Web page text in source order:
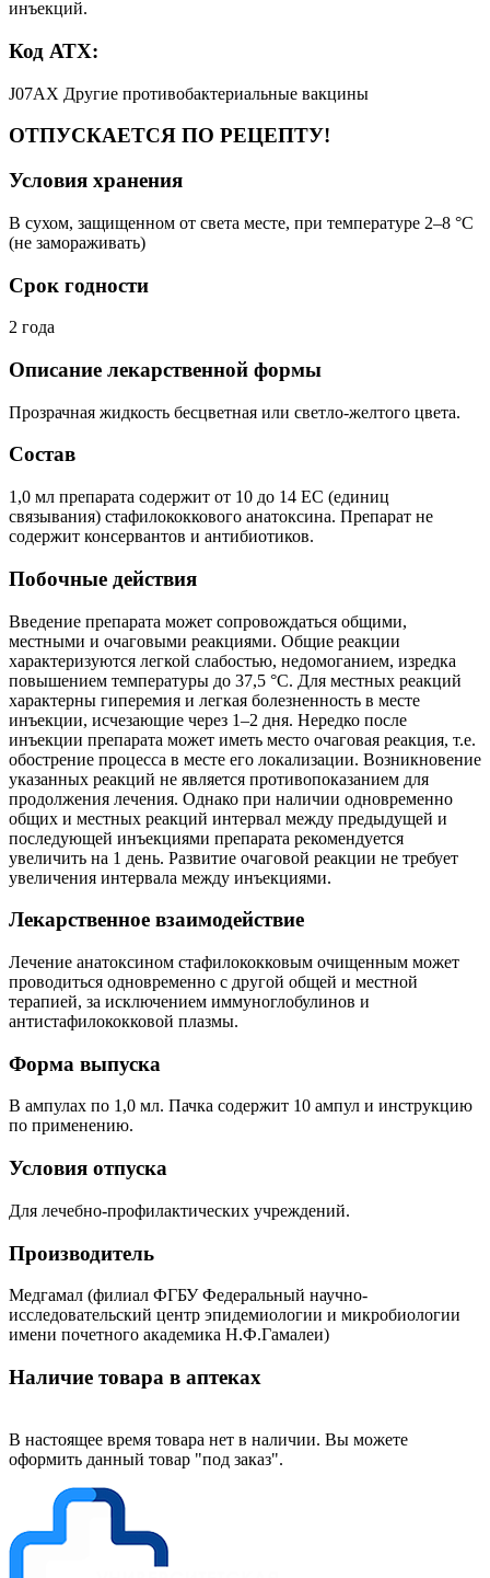
инъекций.
Код АТХ:
J07AX Другие противобактериальные вакцины
ОТПУСКАЕТСЯ ПО РЕЦЕПТУ!
Условия хранения
В сухом, защищенном от света месте, при температуре 2–8 °C
(не замораживать)
Срок годности
2 года
Описание лекарственной формы
Прозрачная жидкость бесцветная или светло-желтого цвета.
Состав
1,0 мл препарата содержит от 10 до 14 ЕС (единиц
связывания) стафилококкового анатоксина. Препарат не
содержит консервантов и антибиотиков.
Побочные действия
Введение препарата может сопровождаться общими,
местными и очаговыми реакциями. Общие реакции
характеризуются легкой слабостью, недомоганием, изредка
повышением температуры до 37,5 °С. Для местных реакций
характерны гиперемия и легкая болезненность в месте
инъекции, исчезающие через 1–2 дня. Нередко после
инъекции препарата может иметь место очаговая реакция, т.е.
обострение процесса в месте его локализации. Возникновение
указанных реакций не является противопоказанием для
продолжения лечения. Однако при наличии одновременно
общих и местных реакций интервал между предыдущей и
последующей инъекциями препарата рекомендуется
увеличить на 1 день. Развитие очаговой реакции не требует
увеличения интервала между инъекциями.
Лекарственное взаимодействие
Лечение анатоксином стафилококковым очищенным может
проводиться одновременно с другой общей и местной
терапией, за исключением иммуноглобулинов и
антистафилококковой плазмы.
Форма выпуска
В ампулах по 1,0 мл. Пачка содержит 10 ампул и инструкцию
по применению.
Условия отпуска
Для лечебно-профилактических учреждений.
Производитель
Медгамал (филиал ФГБУ Федеральный научно-
исследовательский центр эпидемиологии и микробиологии
имени почетного академика Н.Ф.Гамалеи)
Наличие товара в аптеках
В настоящее время товара нет в наличии. Вы можете
оформить данный товар "под заказ".